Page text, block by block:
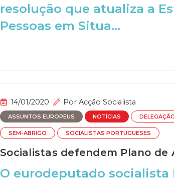
resolução que atualiza a
Pessoas em Situa...
14/01/2020 Por Acção Socialista
ASSUNTOS EUROPEUS NOTÍCIAS
SEM-ABRIGO SOCIALISTAS PORTUGUESES
Socialistas defendem Plano de
O eurodeputado socialista